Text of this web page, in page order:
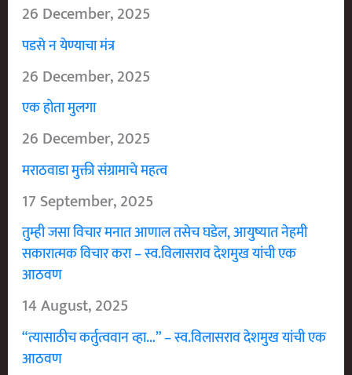
26 December, 2025
पडसे न येण्याचा मंत्र
26 December, 2025
एक होता मुलगा
26 December, 2025
मराठवाडा मुक्ती संग्रामाचे महत्व
17 September, 2025
तुम्ही जसा विचार मनात आणाल तसेच घडेल, आयुष्यात नेहमी
सकारात्मक विचार करा – स्व.विलासराव देशमुख यांची एक
आठवण
14 August, 2025
“त्यासाठीच कर्तुत्ववान व्हा…” – स्व.विलासराव देशमुख यांची एक
आठवण